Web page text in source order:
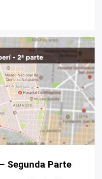
Segunda Parte